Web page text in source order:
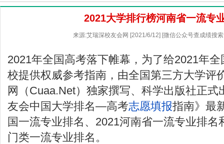
2021大学排行榜河南省一流专
来源:艾瑞深校友会网 [2021/6/12] [微信公众号查成绩搜
2021年全国高考落下帷幕，为了给2021年
校提供权威参考指南，由全国第三方大学评
网（Cuaa.Net）独家撰写、科学出版社正式
友会中国大学排名—高考志愿填报指南》最
国一流专业排名、2021河南省一流专业排名
门类一流专业排名。